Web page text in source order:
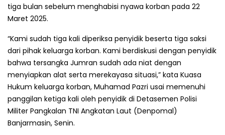
tiga bulan sebelum menghabisi nyawa korban pada 22
Maret 2025.
“Kami sudah tiga kali diperiksa penyidik beserta tiga saksi
dari pihak keluarga korban. Kami berdiskusi dengan penyidik
bahwa tersangka Jumran sudah ada niat dengan
menyiapkan alat serta merekayasa situasi,” kata Kuasa
Hukum keluarga korban, Muhamad Pazri usai memenuhi
panggilan ketiga kali oleh penyidik di Detasemen Polisi
Militer Pangkalan TNI Angkatan Laut (Denpomal)
Banjarmasin, Senin.